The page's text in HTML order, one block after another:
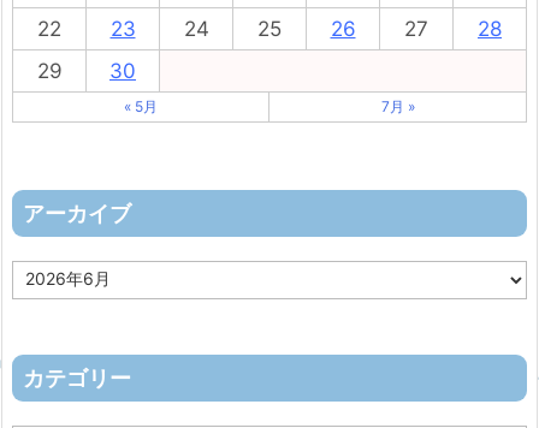
22
23 24 25 26 27
28
29
30
« 5月 7月 »
アーカイブ
ア
ー
ブ
カテゴリー